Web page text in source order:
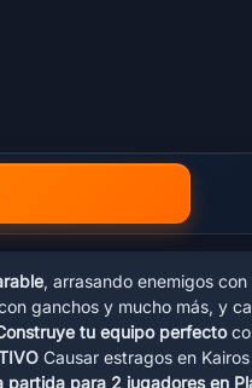
, arrasando enemigos
ganchos y mucho más, y
tu equipo perfecto
Causar estragos en
partida para 2 jugadores en